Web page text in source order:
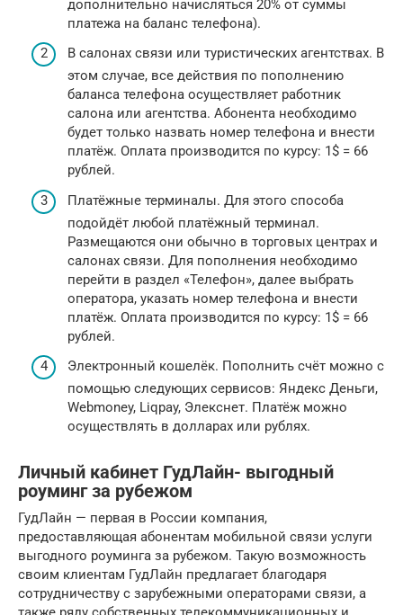
дополнительно начисляться 20% от суммы
платежа на баланс телефона).
В салонах связи или туристических агентствах. В
этом случае, все действия по пополнению
баланса телефона осуществляет работник
салона или агентства. Абонента необходимо
будет только назвать номер телефона и внести
платёж. Оплата производится по курсу: 1$ = 66
рублей.
Платёжные терминалы. Для этого способа
подойдёт любой платёжный терминал.
Размещаются они обычно в торговых центрах и
салонах связи. Для пополнения необходимо
перейти в раздел «Телефон», далее выбрать
оператора, указать номер телефона и внести
платёж. Оплата производится по курсу: 1$ = 66
рублей.
Электронный кошелёк. Пополнить счёт можно с
помощью следующих сервисов: Яндекс Деньги,
Webmoney, Liqpay, Элекснет. Платёж можно
осуществлять в долларах или рублях.
Личный кабинет ГудЛайн- выгодный
роуминг за рубежом
ГудЛайн — первая в России компания,
предоставляющая абонентам мобильной связи услуги
выгодного роуминга за рубежом. Такую возможность
своим клиентам ГудЛайн предлагает благодаря
сотрудничеству с зарубежными операторами связи, а